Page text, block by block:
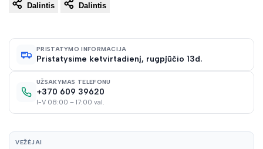
Dalintis Dalintis
PRISTATYMO INFORMACIJA
Pristatysime ketvirtadienį, rugpjūčio 13d.
UŽSAKYMAS TELEFONU
+370 609 39620
I-V 08:00 – 17:00 val.
VEŽĖJAI